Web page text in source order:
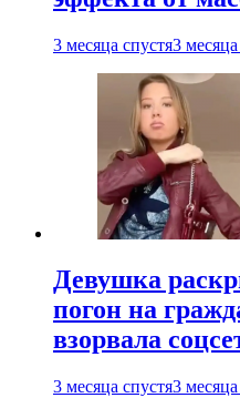
3 месяца спустя3
Девушка
погон на
взорвала
3 месяца спустя3